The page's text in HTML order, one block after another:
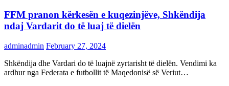
FFM pranon kërkesën e kuqezinjëve, Shkëndija
ndaj Vardarit do të luaj të dielën
adminadmin February 27, 2024
Shkëndija dhe Vardari do të luajnë zyrtarisht të dielën. Vendimi ka
ardhur nga Federata e futbollit të Maqedonisë së Veriut…